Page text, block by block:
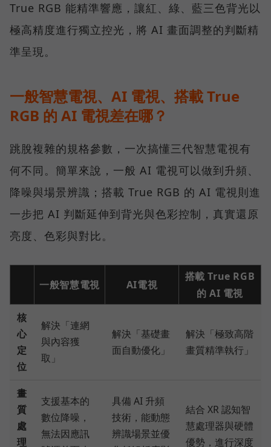
True RGB 能精準響應，讓紅、綠、藍三色背光以
極高精度進行獨立控光，將 AI 畫面調整的判斷精
準呈現。
一般智慧電視、AI 電視、搭載 True
RGB 的 AI 電視差在哪？
跳脫複雜的規格參數，一次搞懂三代智慧電視有
何不同。簡單來說，一般 AI 電視可以做到升頻、
降噪與場景辨識；搭載 True RGB 的 AI 電視則進
一步把 AI 判斷延伸到背光與色彩控制，真實還原
亮度、色彩與對比。
一般智慧電視 AI電視
搭載 True RGB
的 AI 電視
核
心
定
位
解決「連網
與內容獲
取」
解決「基礎畫
面自動優化」
解決「極致高階
畫質精準執行」
畫
質
處
理
支援基本的
數位降噪，
無法因應訊
具備 AI 升頻
技術，能動態
辨識場景並優
結合 XR 認知智
慧處理器與硬體
優勢，進行深度